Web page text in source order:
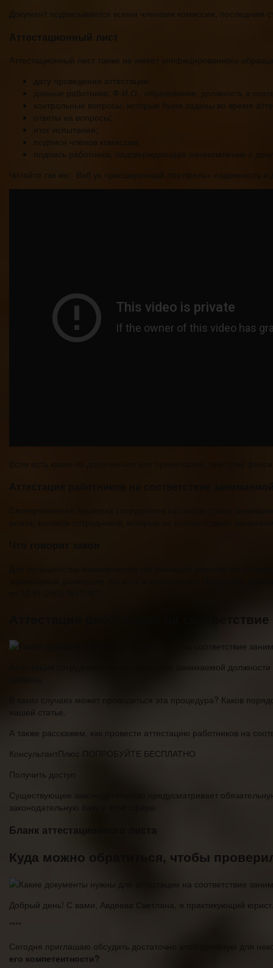
Документ подписывается всеми членами комиссии, последним
Аттестационный лист
Аттестационный лист также не имеет унифицированного
дату проведения аттестации;
данные работника: Ф.И.О., образование, должность в
контрольные вопросы, которые были заданы во время
ответы на вопросы;
итог испытания;
подписи членов комиссии;
подпись работника, подтверждающая ознакомление с
Читайте так же: Вэб ук «расширенный портфель» надежность и
Аттестация работников на
Аттестация сотрудников на соответствие занимаемой
В каких случаях может проводиться эта процедура? Каков
нашей статье.
А также расскажем, как провести аттестацию работников на
КонсультантПлюс ПОПРОБУЙТЕ БЕСПЛАТНО
Получить доступ
Существующее законодательство предусматривает
законодательную базу в этой сфере.
Бланк аттестационного листа
Куда можно обратиться, чтобы
Добрый день! С вами, Авдеева Светлана, я практикующий
****
Сегодня приглашаю обсудить достаточно злободневную для
его компетентности?